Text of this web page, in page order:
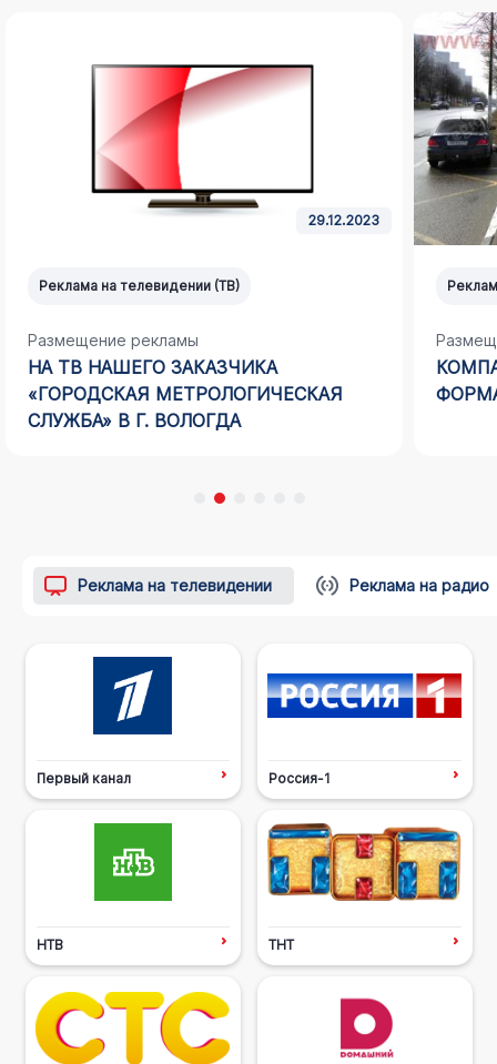
29.12.2023
Реклама на телевидении (ТВ)
Размещение рекламы
НА ТВ НАШЕГО ЗАКАЗЧИКА
«ГОРОДСКАЯ МЕТРОЛОГИЧЕСКАЯ
СЛУЖБА» В Г. ВОЛОГДА
Реклама на телевидении Реклама на радио
Первый канал Россия-1
НТВ ТНТ